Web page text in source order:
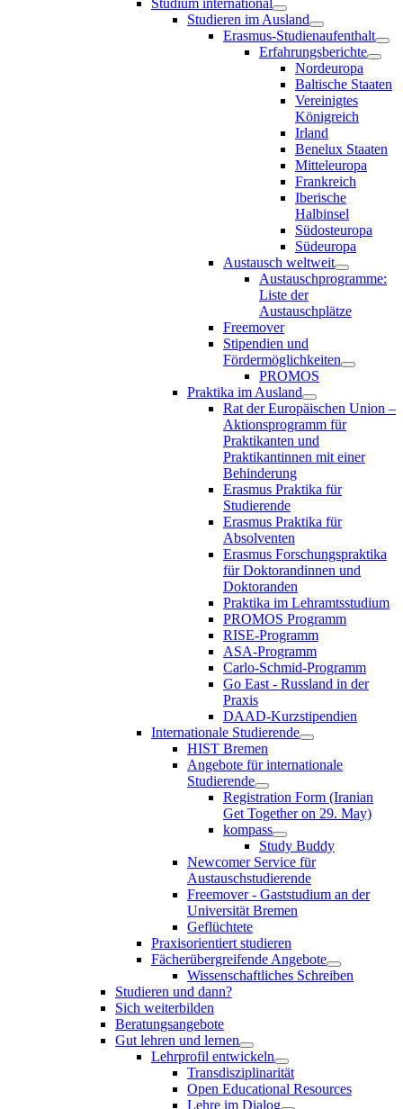
Studieren im Ausland
Erasmus-Studienaufenthalt
Erfahrungsberichte
Nordeuropa
Baltische Staaten
Vereinigtes
Königreich
Irland
Benelux Staaten
Mitteleuropa
Frankreich
Iberische
Halbinsel
Südosteuropa
Südeuropa
Austausch weltweit
Austauschprogramme:
Liste der
Austauschplätze
Freemover
Stipendien und
Fördermöglichkeiten
PROMOS
Praktika im Ausland
Rat der Europäischen Union –
Aktionsprogramm für
Praktikanten und
Praktikantinnen mit einer
Behinderung
Erasmus Praktika für
Studierende
Erasmus Praktika für
Absolventen
Erasmus Forschungspraktika
für Doktorandinnen und
Doktoranden
Praktika im Lehramtsstudium
PROMOS Programm
RISE-Programm
ASA-Programm
Carlo-Schmid-Programm
Go East - Russland in der
Praxis
DAAD-Kurzstipendien
Internationale Studierende
HIST Bremen
Angebote für internationale
Studierende
Registration Form (Iranian
Get Together on 29. May)
kompass
Study Buddy
Newcomer Service für
Austauschstudierende
Freemover - Gaststudium an der
Universität Bremen
Geflüchtete
Praxisorientiert studieren
Fächerübergreifende Angebote
Wissenschaftliches Schreiben
Studieren und dann?
Sich weiterbilden
Beratungsangebote
Gut lehren und lernen
Lehrprofil entwickeln
Transdisziplinarität
Open Educational Resources
Lehre im Dialog